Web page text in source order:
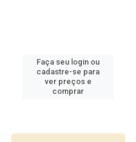
Faça seu login ou
cadastre-se para
ver preços e
comprar